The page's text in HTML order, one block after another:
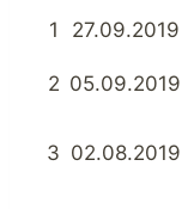
1 27.09.2019
2 05.09.2019
3 02.08.2019